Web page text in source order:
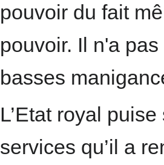
pouvoir du fait
pouvoir. Il n'a
basses
L’Etat royal
services qu’il a